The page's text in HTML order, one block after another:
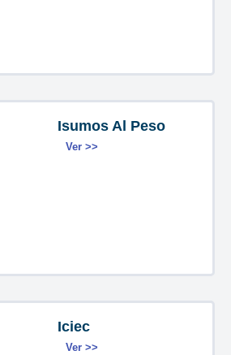
Isumos Al Peso
Ver >>
Iciec
Ver >>